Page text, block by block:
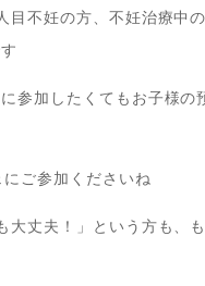
目不妊の方、不妊治療中
参加したくてもお子様
ご参加くださいね
大丈夫！」という方も、